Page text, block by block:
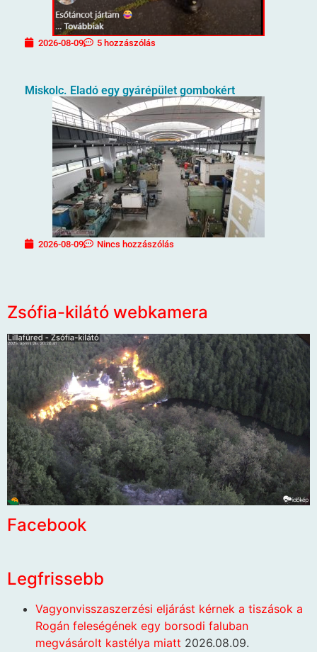
2026-08-09 5 hozzászólás
Miskolc. Eladó egy gyárépület gombokért
2026-08-09 Nincs hozzászólás
Zsófia-kilátó webkamera
Facebook
Legfrissebb
Vagyonvisszaszerzési eljárást kérnek a tiszások a
Rogán feleségének egy borsodi faluban
megvásárolt kastélya miatt 2026.08.09.